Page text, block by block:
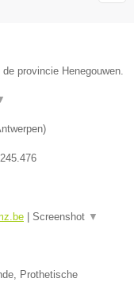
provincie Henegouwen.
)
Screenshot ▼
Prothetische